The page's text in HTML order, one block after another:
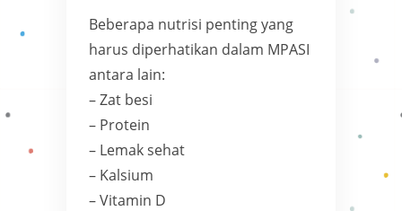
Beberapa nutrisi penting yang
harus diperhatikan dalam MPASI
antara lain:
– Zat besi
– Protein
– Lemak sehat
– Kalsium
– Vitamin D